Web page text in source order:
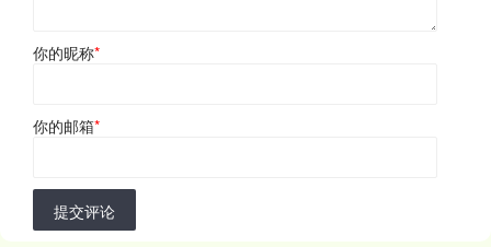
你的昵称*
你的邮箱*
提交评论